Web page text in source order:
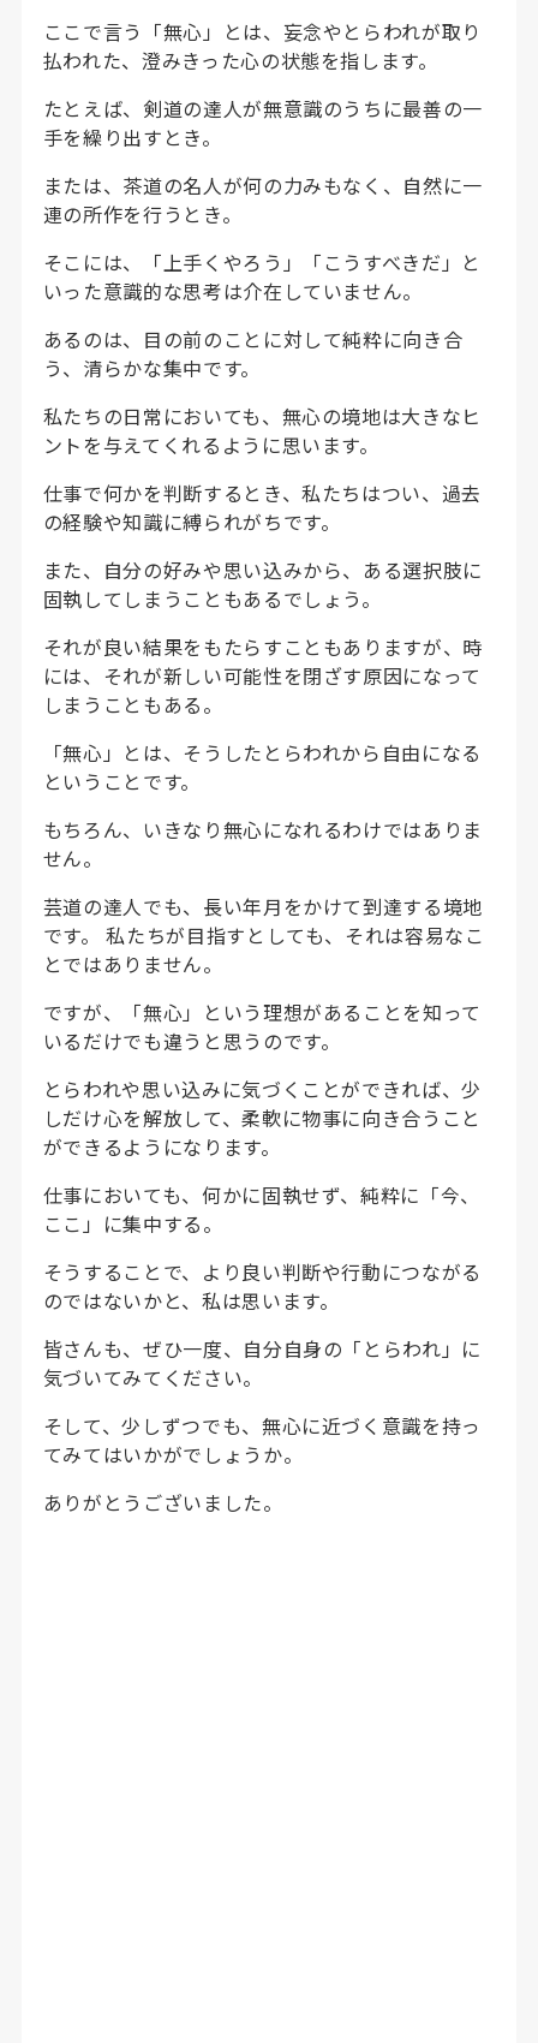
ここで言う「無心」とは、妄念やとらわれが取り
払われた、澄みきった心の状態を指します。
たとえば、剣道の達人が無意識のうちに最善の一
手を繰り出すとき。
または、茶道の名人が何の力みもなく、自然に一
連の所作を行うとき。
そこには、「上手くやろう」「こうすべきだ」と
いった意識的な思考は介在していません。
あるのは、目の前のことに対して純粋に向き合
う、清らかな集中です。
私たちの日常においても、無心の境地は大きなヒ
ントを与えてくれるように思います。
仕事で何かを判断するとき、私たちはつい、過去
の経験や知識に縛られがちです。
また、自分の好みや思い込みから、ある選択肢に
固執してしまうこともあるでしょう。
それが良い結果をもたらすこともありますが、時
には、それが新しい可能性を閉ざす原因になって
しまうこともある。
「無心」とは、そうしたとらわれから自由になる
ということです。
もちろん、いきなり無心になれるわけではありま
せん。
芸道の達人でも、長い年月をかけて到達する境地
です。 私たちが目指すとしても、それは容易なこ
とではありません。
ですが、「無心」という理想があることを知って
いるだけでも違うと思うのです。
とらわれや思い込みに気づくことができれば、少
しだけ心を解放して、柔軟に物事に向き合うこと
ができるようになります。
仕事においても、何かに固執せず、純粋に「今、
ここ」に集中する。
そうすることで、より良い判断や行動につながる
のではないかと、私は思います。
皆さんも、ぜひ一度、自分自身の「とらわれ」に
気づいてみてください。
そして、少しずつでも、無心に近づく意識を持っ
てみてはいかがでしょうか。
ありがとうございました。